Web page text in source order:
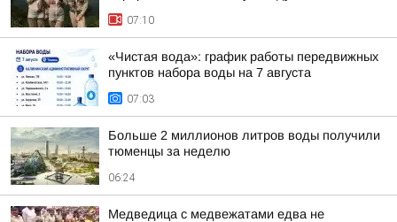
07:10
«Чистая вода»: график работы передвижных
пунктов набора воды на 7 августа
07:03
Больше 2 миллионов литров воды получили
тюменцы за неделю
06:24
Медведица с медвежатами едва не